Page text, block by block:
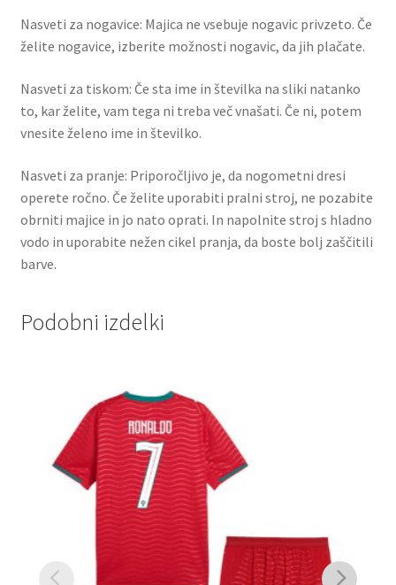
Nasveti za nogavice: Majica ne vsebuje nogavic privzeto. Če
želite nogavice, izberite možnosti nogavic, da jih plačate.
Nasveti za tiskom: Če sta ime in številka na sliki natanko
to, kar želite, vam tega ni treba več vnašati. Če ni, potem
vnesite želeno ime in številko.
Nasveti za pranje: Priporočljivo je, da nogometni dresi
operete ročno. Če želite uporabiti pralni stroj, ne pozabite
obrniti majice in jo nato oprati. In napolnite stroj s hladno
vodo in uporabite nežen cikel pranja, da boste bolj zaščitili
barve.
Podobni izdelki